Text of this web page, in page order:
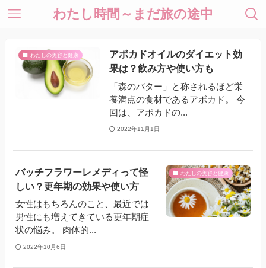
わたし時間～まだ旅の途中
わたしの美容と健康
アボカドオイルのダイエット効
果は？飲み方や使い方も
「森のバター」と称されるほど栄
養満点の食材であるアボカド。 今
回は、アボカドの...
2022年11月1日
わたしの美容と健康
バッチフラワーレメディって怪
しい？更年期の効果や使い方
女性はもちろんのこと、最近では
男性にも増えてきている更年期症
状の悩み。 肉体的...
2022年10月6日